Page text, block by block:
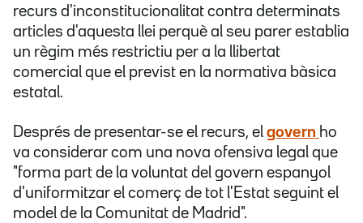
recurs d'inconstitucionalitat contra determinats
articles d'aquesta llei perquè al seu parer establia
un règim més restrictiu per a la llibertat
comercial que el previst en la normativa bàsica
estatal.
Després de presentar-se el recurs, el govern ho
va considerar com una nova ofensiva legal que
"forma part de la voluntat del govern espanyol
d'uniformitzar el comerç de tot l'Estat seguint el
model de la Comunitat de Madrid".